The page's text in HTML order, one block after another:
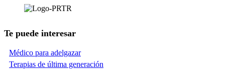
Te puede interesar
Médico para adelgazar
Terapias de última generación